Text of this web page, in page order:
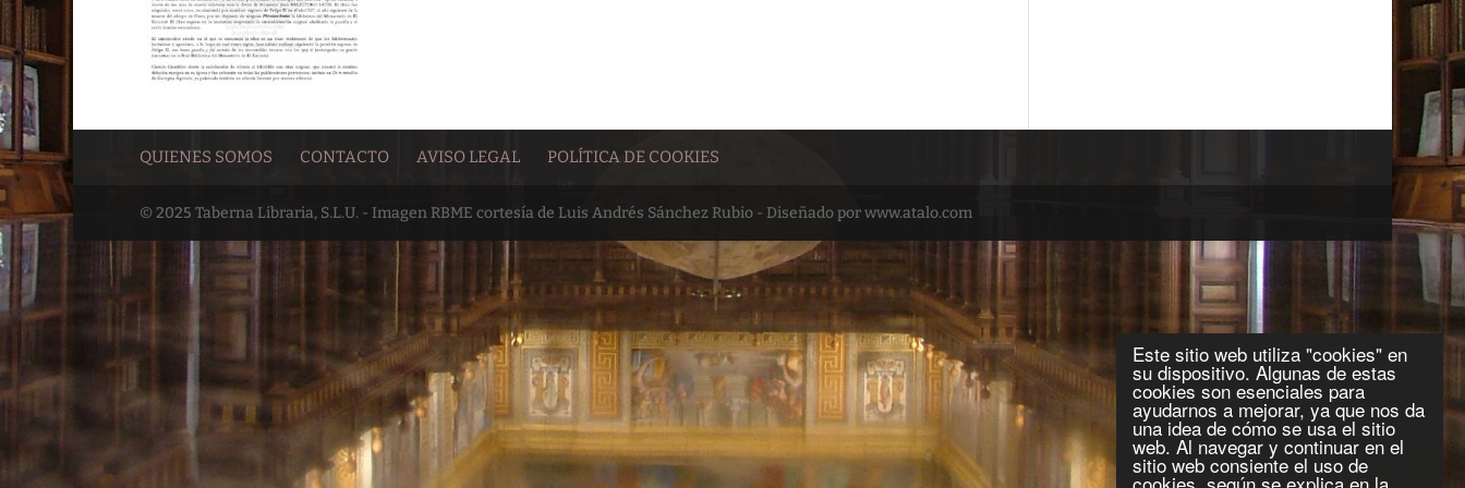
Este sitio web utiliza "cookies" en
su dispositivo. Algunas de estas
cookies son esenciales para
ayudarnos a mejorar, ya que nos da
una idea de cómo se usa el sitio
web. Al navegar y continuar en el
sitio web consiente el uso de
QUIENES SOMOS CONTACTO AVISO LEGAL POLÍTICA DE COOKIES
© 2025 Taberna Libraria, S.L.U. - Imagen RBME cortesía de Luis Andrés Sánchez Rubio - Diseñado por www.atalo.com